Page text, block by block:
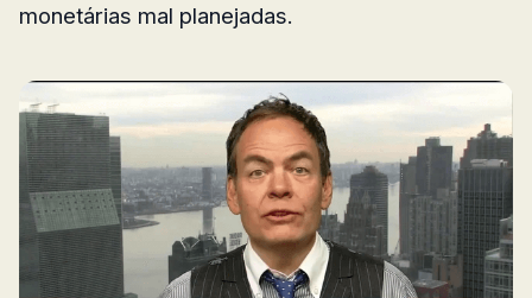
monetárias mal planejadas.